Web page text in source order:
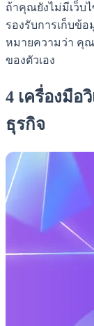
ถ้าคุณยังไม่มีเว็บ
รองรับการเก็บข้
หมายความว่า คุ
ของตัวเอง
4 เครื่องมือ
ธุรกิจ